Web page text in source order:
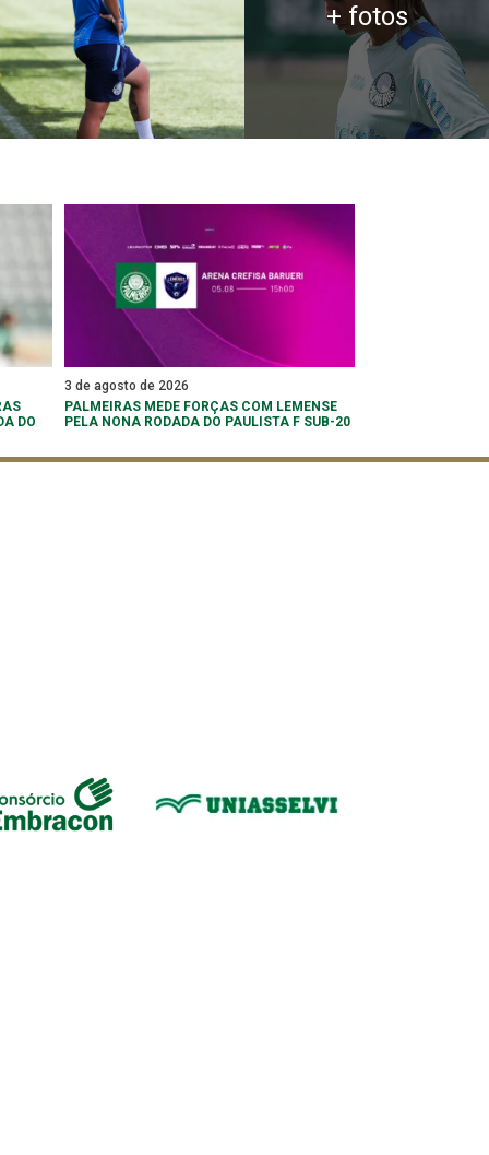
+ fotos
DO
3 de agosto de 2026
PALMEIRAS MEDE FORÇAS COM LEMENSE
PELA NONA RODADA DO PAULISTA F SUB-20